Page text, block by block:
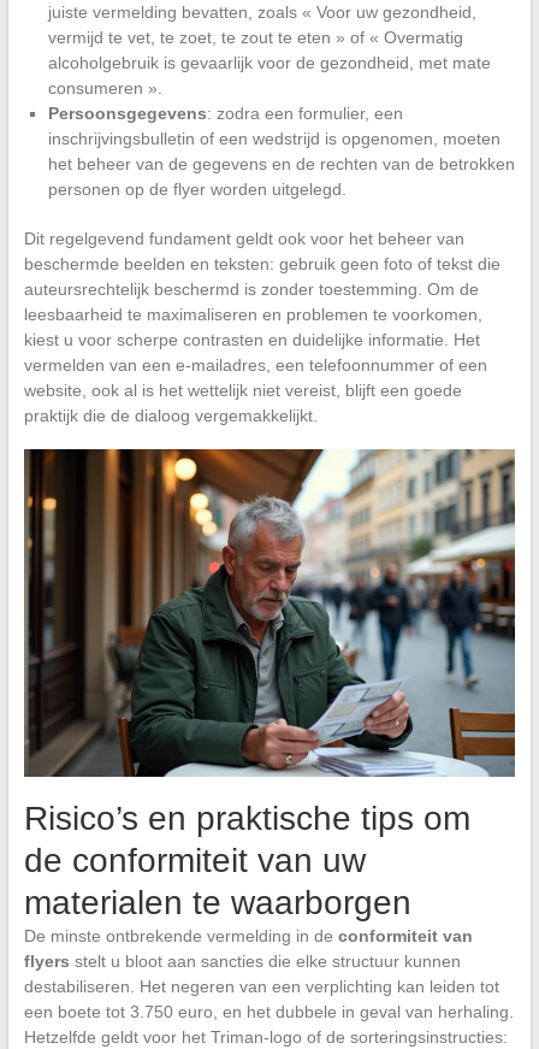
juiste vermelding bevatten, zoals « Voor uw gezondheid,
vermijd te vet, te zoet, te zout te eten » of « Overmatig
alcoholgebruik is gevaarlijk voor de gezondheid, met mate
consumeren ».
Persoonsgegevens: zodra een formulier, een
inschrijvingsbulletin of een wedstrijd is opgenomen, moeten
het beheer van de gegevens en de rechten van de betrokken
personen op de flyer worden uitgelegd.
Dit regelgevend fundament geldt ook voor het beheer van
beschermde beelden en teksten: gebruik geen foto of tekst die
auteursrechtelijk beschermd is zonder toestemming. Om de
leesbaarheid te maximaliseren en problemen te voorkomen,
kiest u voor scherpe contrasten en duidelijke informatie. Het
vermelden van een e-mailadres, een telefoonnummer of een
website, ook al is het wettelijk niet vereist, blijft een goede
praktijk die de dialoog vergemakkelijkt.
Risico’s en praktische tips om
de conformiteit van uw
materialen te waarborgen
De minste ontbrekende vermelding in de conformiteit van
flyers stelt u bloot aan sancties die elke structuur kunnen
destabiliseren. Het negeren van een verplichting kan leiden tot
een boete tot 3.750 euro, en het dubbele in geval van herhaling.
Hetzelfde geldt voor het Triman-logo of de sorteringsinstructies: